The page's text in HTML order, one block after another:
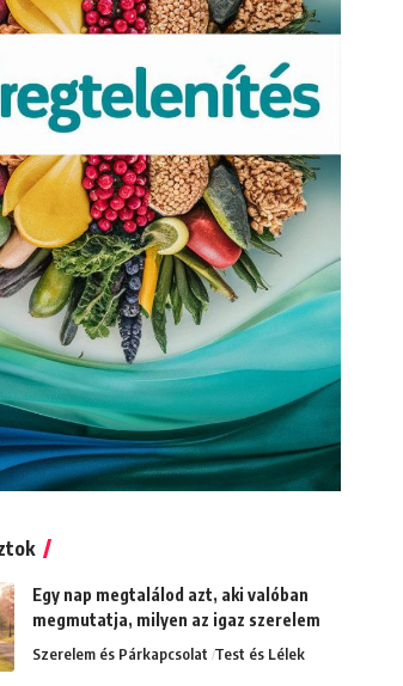
Egy nap megtalálod azt, aki valóban
megmutatja, milyen az igaz szerelem
Szerelem és Párkapcsolat Test és Lélek